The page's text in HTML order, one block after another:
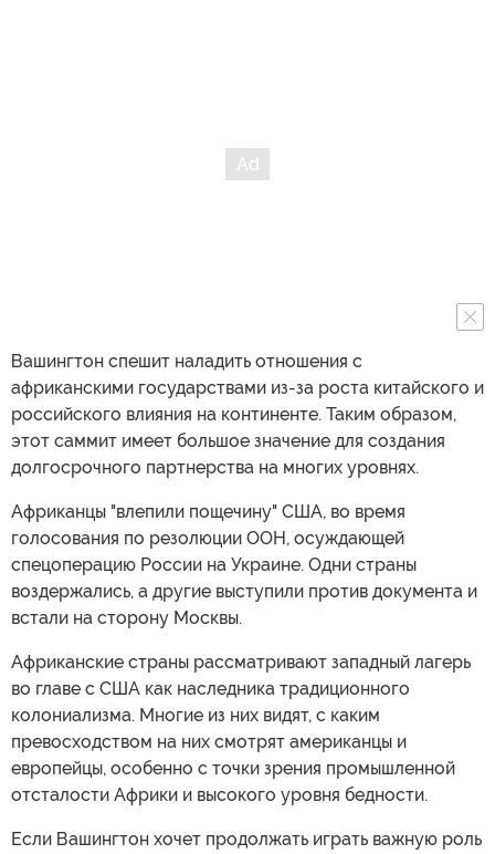
Вашингтон спешит наладить отношения с
африканскими государствами из-за роста китайского и
российского влияния на континенте. Таким образом,
этот саммит имеет большое значение для создания
долгосрочного партнерства на многих уровнях.
Африканцы "влепили пощечину" США, во время
голосования по резолюции ООН, осуждающей
спецоперацию России на Украине. Одни страны
воздержались, а другие выступили против документа и
встали на сторону Москвы.
Африканские страны рассматривают западный лагерь
во главе с США как наследника традиционного
колониализма. Многие из них видят, с каким
превосходством на них смотрят американцы и
европейцы, особенно с точки зрения промышленной
отсталости Африки и высокого уровня бедности.
Если Вашингтон хочет продолжать играть важную роль